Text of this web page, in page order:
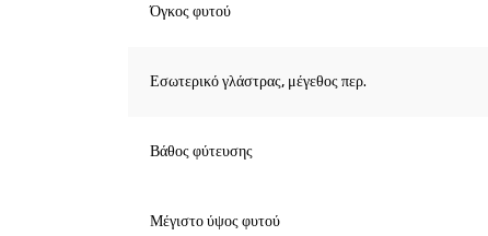
Όγκος φυτού
Εσωτερικό γλάστρας, μέγεθος περ.
Βάθος φύτευσης
Μέγιστο ύψος φυτού